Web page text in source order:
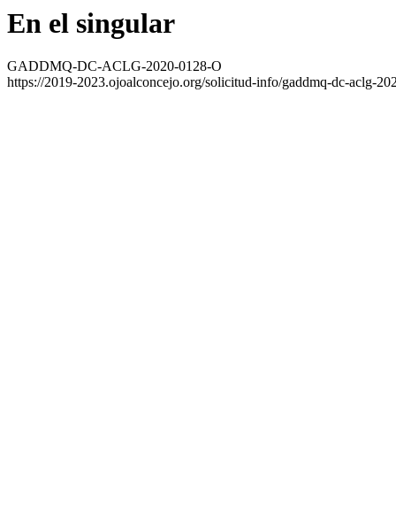
En el singular
GADDMQ-DC-ACLG-2020-0128-O
https://2019-2023.ojoalconcejo.org/solicitud-info/gaddmq-dc-aclg-